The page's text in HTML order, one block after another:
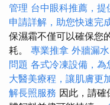
管理 台中眼科推薦，
申請詳解，助您快速完
保濕霜不僅可以確保您
耗。 專業推拿 外牆漏
問題 各式冷凍設備，為
大醫美療程，讓肌膚更
解長照服務 因此，請確